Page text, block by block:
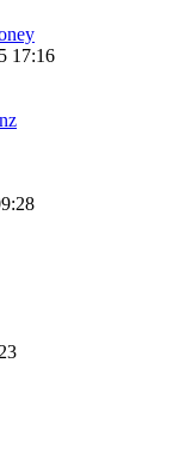
17:16